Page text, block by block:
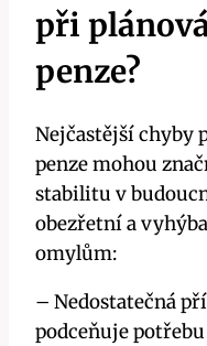
při
penze?
Nejčastější chyby
penze mohou
stabilitu v
obezřetní a
omylům:
– Nedostatečná
podceňuje